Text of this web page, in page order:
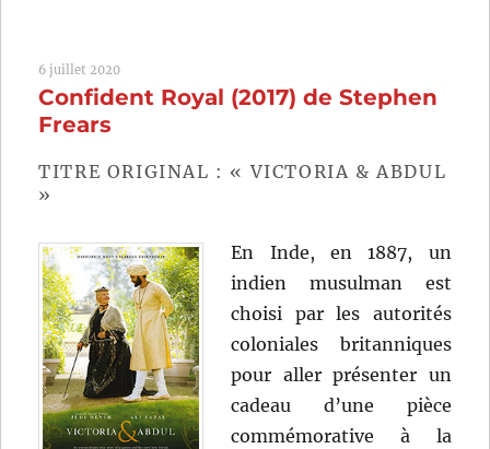
6 juillet 2020
Confident Royal (2017) de Stephen
Frears
TITRE ORIGINAL : « VICTORIA & ABDUL
»
En Inde, en 1887, un
indien musulman est
choisi par les autorités
coloniales britanniques
pour aller présenter un
cadeau d’une pièce
commémorative à la